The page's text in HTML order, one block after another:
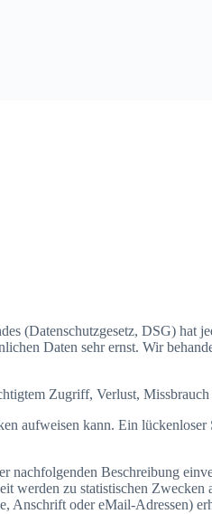
(Datenschutzgesetz, DSG) hat
Daten sehr ernst. Wir
Zugriff, Verlust,
aufweisen kann. Ein
Beschreibung
zu statistischen Zwecken
Anschrift oder eMail-Adressen)